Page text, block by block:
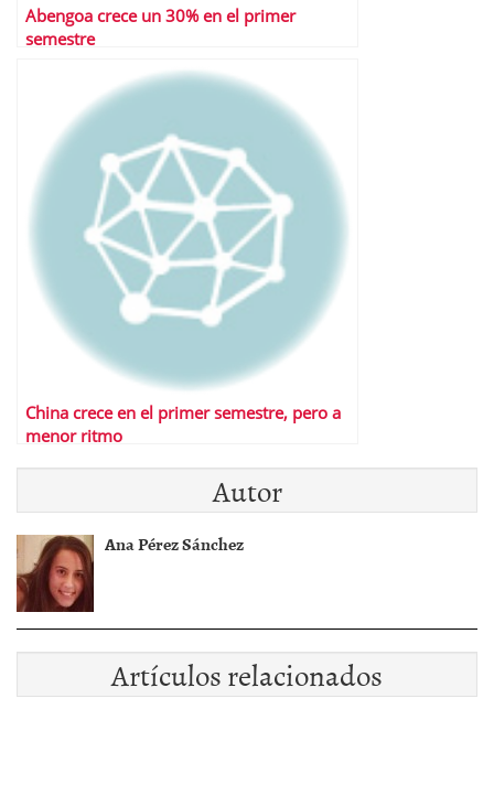
Abengoa crece un 30% en el primer
semestre
China crece en el primer semestre, pero a
menor ritmo
Autor
Ana Pérez Sánchez
Artículos relacionados